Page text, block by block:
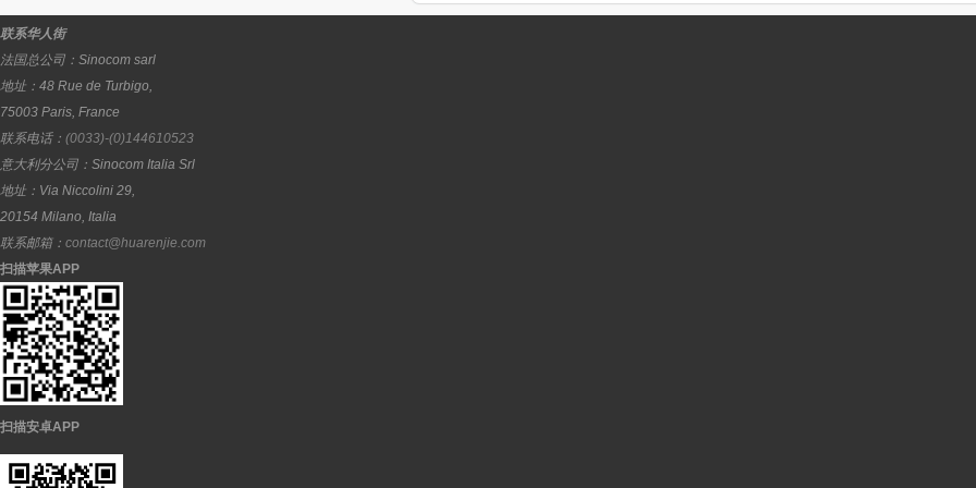
联系华人街
法国总公司： Sinocom sarl
地址： 48 Rue de Turbigo,
75003 Paris, France
联系电话： (0033)-(0)144610523
意大利分公司： Sinocom Italia Srl
地址： Via Niccolini 29,
20154 Milano, Italia
联系邮箱： contact@huarenjie.com
扫描苹果APP
扫描安卓APP